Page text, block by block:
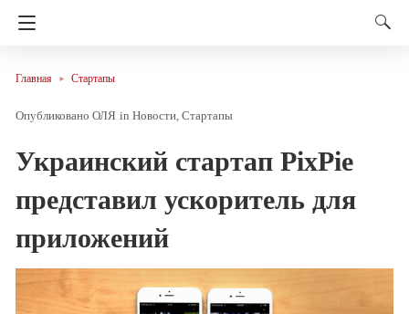
Главная Стартапы
ОЛЯ in Новости Стартапы
Украинский стартап PixPie
представил ускоритель для
приложений